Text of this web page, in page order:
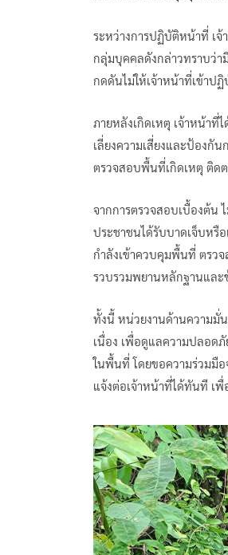
ระหว่างการปฏิบัติหน้าที่ เ
กลุ่มบุคคลดังกล่าวทราบว่า
กดดันไม่ให้เจ้าหน้าที่เข้าป
ภายหลังเกิดเหตุ เจ้าหน้า
เลี่ยงความเสี่ยงและป้องกั
ตรวจสอบพื้นที่เกิดเหตุ ติด
จากการตรวจสอบเบื้องต้น
ประชาชนได้รับบาดเจ็บหรื
กำลังเข้าควบคุมพื้นที่ ตรว
รวบรวมพยานหลักฐานและ
ทั้งนี้ หน่วยงานด้านความมั่
เนื่อง เพื่อดูแลความปลอด
ในพื้นที่ โดยขอความร่วมมื
แจ้งต่อเจ้าหน้าที่ได้ทันที เ